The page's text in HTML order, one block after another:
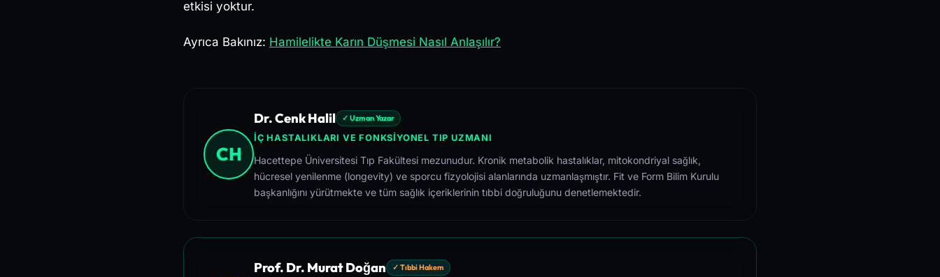
etkisi yoktur.
Ayrıca Bakınız: Hamilelikte Karın Düşmesi Nasıl Anlaşılır?
CH
Dr. Cenk Halil ✓ Uzman Yazar
İÇ HASTALIKLARI VE FONKSIYONEL TIP UZMANI
Hacettepe Üniversitesi Tıp Fakültesi mezunudur. Kronik metabolik hastalıklar, mitokondriyal sağlık,
hücresel yenilenme (longevity) ve sporcu fizyolojisi alanlarında uzmanlaşmıştır. Fit ve Form Bilim Kurulu
başkanlığını yürütmekte ve tüm sağlık içeriklerinin tıbbi doğruluğunu denetlemektedir.
Prof. Dr. Murat Doğan ✓ Tıbbi Hakem